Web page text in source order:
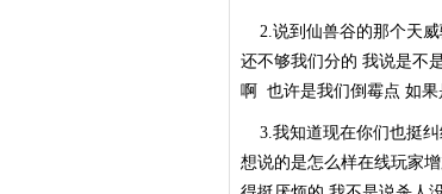
2.说到仙兽谷的那个天威
还不够我们分的 我说是不
啊 也许是我们倒霉点 如果
3.我知道现在你们也挺纠
想说的是怎么样在线玩家